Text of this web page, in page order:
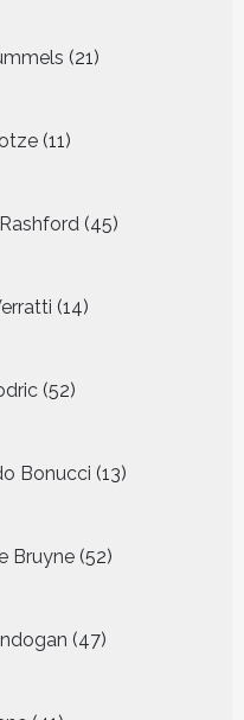
21
producten
11
producten
45
producten
14
producten
52
producten
Bonucci 13
producten
Bruyne 52
producten
47
producten